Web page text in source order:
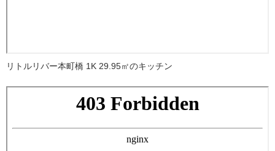
リトルリバー本町橋 1K 29.95㎡のキッチン